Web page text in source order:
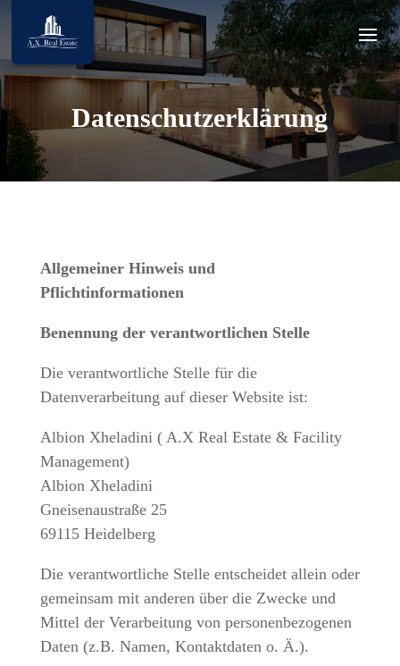
Datenschutzerklärung
Allgemeiner Hinweis und
Pflichtinformationen
Benennung der verantwortlichen Stelle
Die verantwortliche Stelle für die
Datenverarbeitung auf dieser Website ist:
Albion Xheladini ( A.X Real Estate & Facility
Management)
Albion Xheladini
Gneisenaustraße 25
69115 Heidelberg
Die verantwortliche Stelle entscheidet allein oder
gemeinsam mit anderen über die Zwecke und
Mittel der Verarbeitung von personenbezogenen
Daten (z.B. Namen, Kontaktdaten o. Ä.).